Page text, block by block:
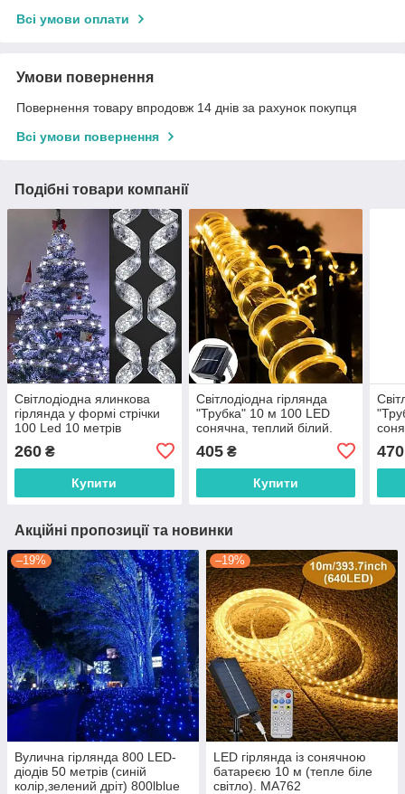
Всі умови оплати
Умови повернення
Повернення товару впродовж 14 днів за рахунок покупця
Всі умови повернення
Подібні товари компанії
Світлодіодна ялинкова
гірлянда у формі стрічки
100 Led 10 метрів
Білий
260 ₴
Купити
Світлодіодна гірлянда
"Трубка" 10 м 100 LED
сонячна, теплий білий.
405₴
Купити
470
Акційні пропозиції та новинки
–19%
Вулична гірлянда 800 LED-
діодів 50 метрів (синій
колір,зелений дріт) 800lblue
–19%
LED гірлянда із сонячною
батареєю 10 м (тепле біле
світло). MA762